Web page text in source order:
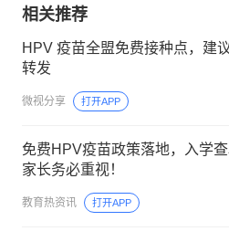
相关推荐
HPV 疫苗全盟免费接种点，建
转发
微视分享 打开APP
免费HPV疫苗政策落地，入学
家长务必重视！
教育热资讯 打开APP